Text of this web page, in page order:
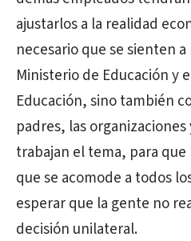
ajustarlos a la realidad
necesario que se sienten
Ministerio de Educación y
Educación, sino también
padres, las
trabajan el tema, para
que se acomode a todos
esperar que la gente no
decisión unilateral.